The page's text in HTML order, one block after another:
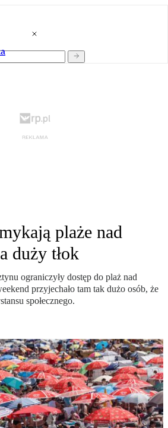
plaże nad
duży tłok
ograniczyły dostęp do plaż nad
przyjechało tam tak dużo osób, że
społecznego.